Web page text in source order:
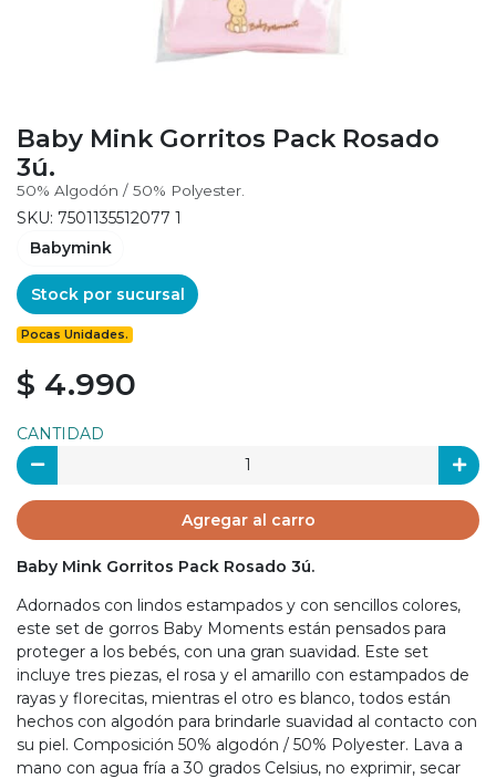
Baby Mink Gorritos Pack Rosado
3ú.
50% Algodón / 50% Polyester.
SKU: 7501135512077 1
Babymink
Stock por sucursal
Pocas Unidades.
$ 4.990
CANTIDAD
Agregar al carro
Baby Mink Gorritos Pack Rosado 3ú.
Adornados con lindos estampados y con sencillos colores,
este set de gorros Baby Moments están pensados para
proteger a los bebés, con una gran suavidad. Este set
incluye tres piezas, el rosa y el amarillo con estampados de
rayas y florecitas, mientras el otro es blanco, todos están
hechos con algodón para brindarle suavidad al contacto con
su piel. Composición 50% algodón / 50% Polyester. Lava a
mano con agua fría a 30 grados Celsius, no exprimir, secar